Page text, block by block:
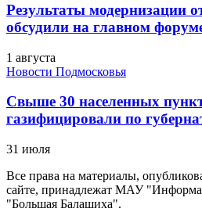
Результаты модернизации
обсудили на главном
1 августа
Новости Подмосковья
Свыше 30 населенных
газифицировали по
31 июля
Все права на материалы,
сайте, принадлежат МАУ
"Большая Балашиха".